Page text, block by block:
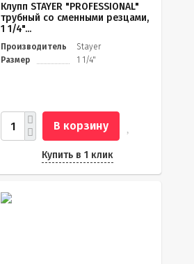
Клупп STAYER "PROFESSIONAL"
трубный со сменными резцами,
1 1/4"...
Производитель
Stayer
Размер
1 1/4"
В корзину
Купить в 1 клик